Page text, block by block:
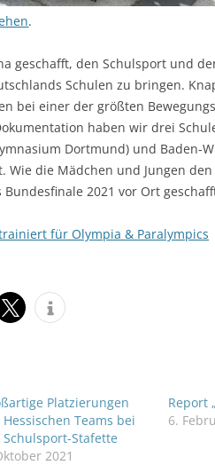
.
geschafft, den Schulsport und
Schulen zu bringen.
bei einer der größten
haben wir drei
Dortmund) und Baden-
Wie die Mädchen und Jungen
2021 vor Ort
für Olympia & Paralympics
Platzierungen
Teams bei
Stafette
2021
Report
6.